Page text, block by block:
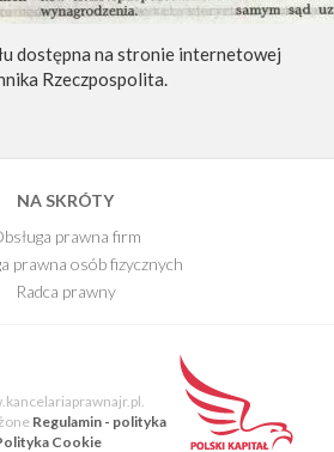
dostępna na stronie internetowej
Rzeczpospolita.
NA SKRÓTY
prawna firm
prawna osób fizycznych
Radca prawny
Regulamin - polityka
Cookie